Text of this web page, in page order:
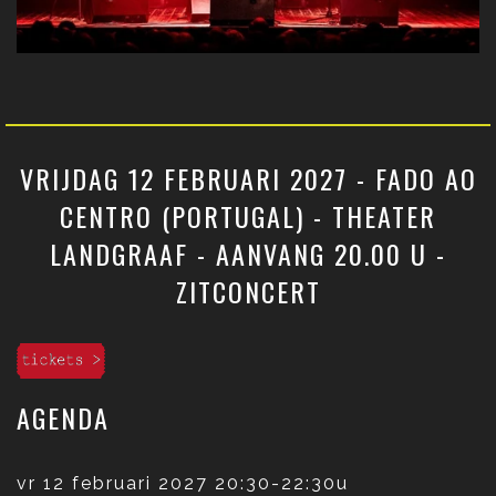
VRIJDAG 12 FEBRUARI 2027 - FADO AO
CENTRO (PORTUGAL) - THEATER
LANDGRAAF - AANVANG 20.00 U -
ZITCONCERT
AGENDA
vr 12 februari 2027 20:30-22:30u